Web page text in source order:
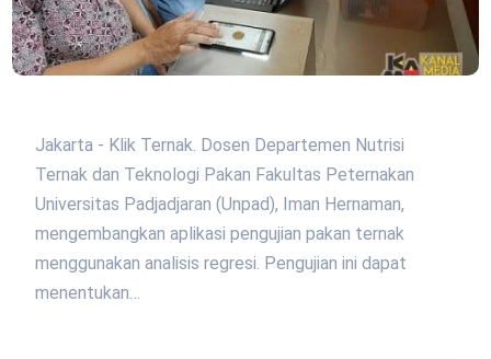
Jakarta - Klik Ternak. Dosen Departemen Nutrisi
Ternak dan Teknologi Pakan Fakultas Peternakan
Universitas Padjadjaran (Unpad), Iman Hernaman,
mengembangkan aplikasi pengujian pakan ternak
menggunakan analisis regresi. Pengujian ini dapat
menentukan…